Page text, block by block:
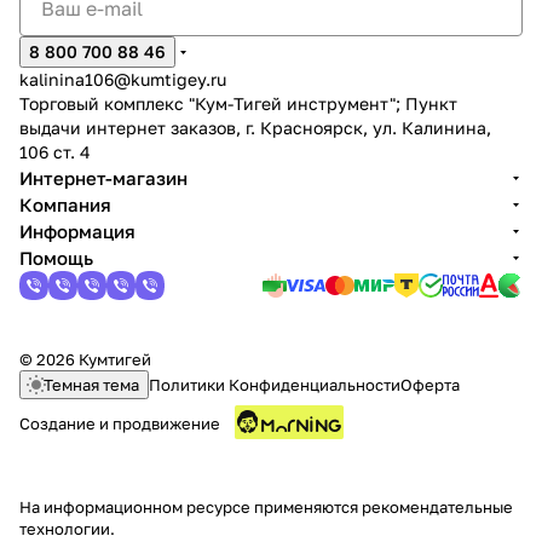
8 800 700 88 46
kalinina106@kumtigey.ru
Торговый комплекс "Кум-Тигей инструмент"; Пункт
выдачи интернет заказов, г. Красноярск, ул. Калинина,
106 ст. 4
Интернет-магазин
Компания
Информация
Помощь
© 2026 Кумтигей
Темная тема Политики КонфиденциальностиОферта
Создание и продвижение
На информационном ресурсе применяются рекомендательные
технологии.